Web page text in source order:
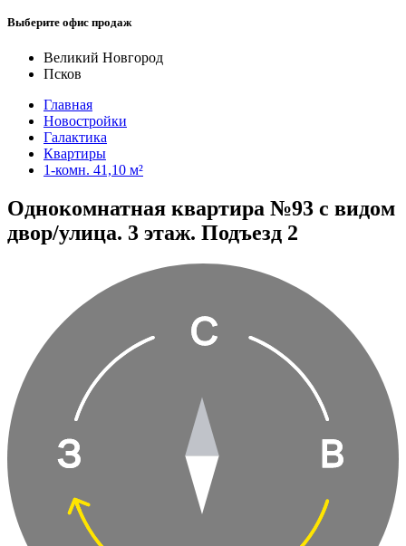
Выберите офис продаж
Великий Новгород
Псков
Главная
Новостройки
Галактика
Квартиры
1-комн. 41,10 м²
Однокомнатная квартира №93 с видом
двор/улица. 3 этаж. Подъезд 2